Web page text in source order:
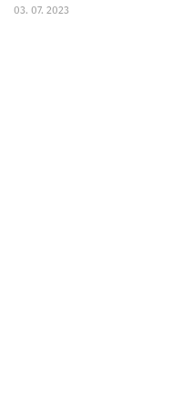
03. 07. 2023